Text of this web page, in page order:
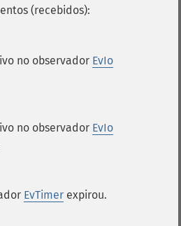
(recebidos):
no observador EvIo
no observador EvIo
EvTimer expirou.